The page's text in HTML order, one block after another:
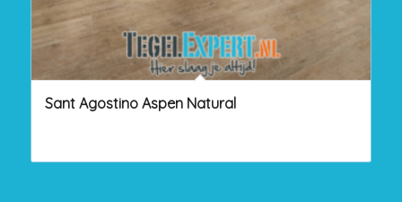
Sant Agostino Aspen Natural